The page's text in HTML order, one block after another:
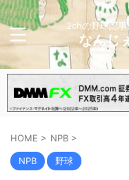
2chの野球記
なんじ
HOME > NPB >
NPB 野球